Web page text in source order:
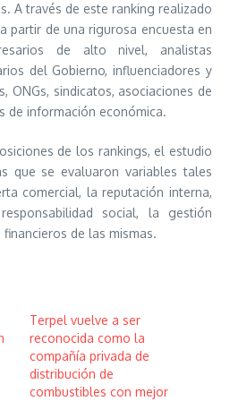
A través de este ranking realizado
partir de una rigurosa encuesta en
de alto nivel, analistas
del Gobierno, influenciadores y
ONGs, sindicatos, asociaciones de
de información económica.
de los rankings, el estudio
que se evaluaron variables tales
comercial, la reputación interna,
social, la gestión
de las mismas.
Terpel vuelve a ser
reconocida como la
compañía privada de
distribución de
combustibles con mejor